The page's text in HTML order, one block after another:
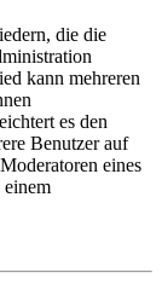
die die
kann mehreren
es den
Benutzer auf
eines